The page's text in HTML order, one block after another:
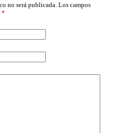
no será publicada. Los campos
*